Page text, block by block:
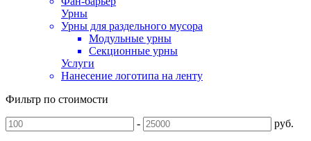
Урны
Урны для раздельного мусора
Модульные урны
Секционные урны
Услуги
Нанесение логотипа на ленту
Фильтр по стоимости
- руб.